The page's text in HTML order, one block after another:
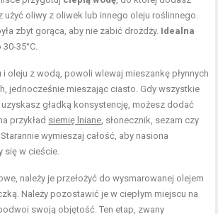
użyć oliwy z oliwek lub innego oleju roślinnego.
zbyt gorąca, aby nie zabić drożdży. Idealna
35°C.
i oleju z wodą, powoli wlewaj mieszankę płynnych
jednocześnie mieszając ciasto. Gdy wszystkie
uzyskasz gładką konsystencję, możesz dodać
przykład siemię lniane , słonecznik, sezam czy
wymieszaj całość, aby nasiona
się w cieście.
należy je przełożyć do wysmarowanej olejem
Należy pozostawić je w ciepłym miejscu na
swoją objętość. Ten etap, zwany